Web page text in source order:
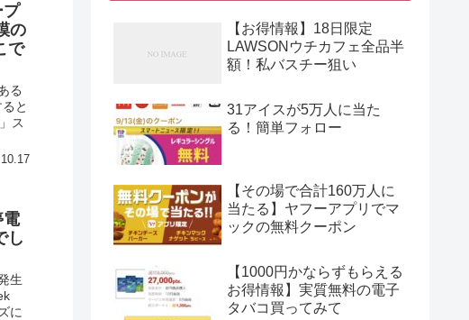
プ
の
で
る
と
ス
電
し
生
に
【お得情報】18日限定
LAWSONウチカフェ全品半
額！私バスチー狙い
31アイスが5万人に当た
る！簡単フォロー
【その場で合計160万人に
当たる】ヤフーアプリでマ
ックの無料クーポン
【1000円かならずもらえる
お得情報】実質無料の電子
タバコ買ってみて